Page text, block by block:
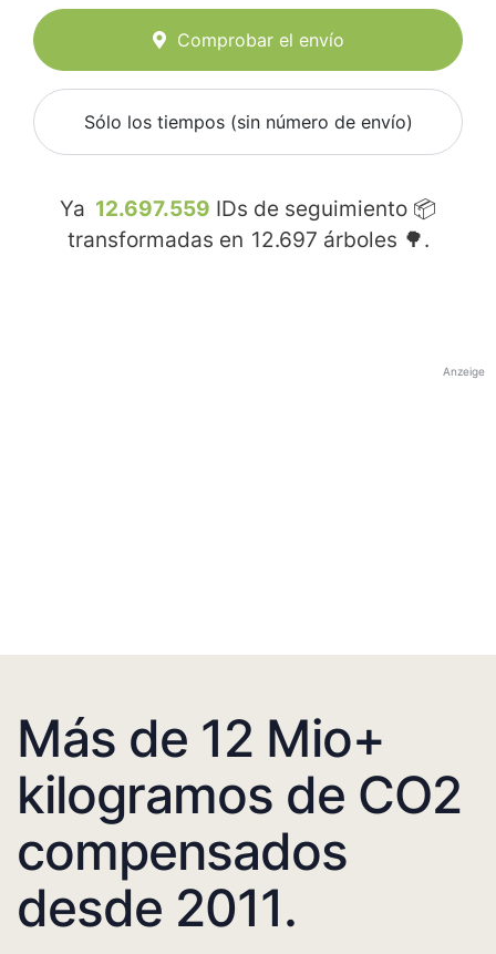
Comprobar el envío
Sólo los tiempos (sin número de envío)
Ya 12.697.559 IDs de seguimiento 📦
transformadas en 12.697 árboles 🌳.
Anzeige
Más de 12 Mio+
kilogramos de CO2
compensados
desde 2011.